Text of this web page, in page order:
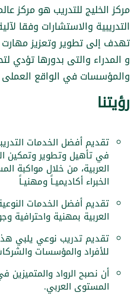
مركز الخليج للتدريب هو مركز
التدريبية والاستشارات وفقا
تهدف إلى تطوير وتعزيز مهارت
و المدراء والتى بدورها تؤدي
والمؤسسات في الواقع
رؤيتنا
تقديم أفضل الخدمات
في تأهيل وتطوير وتمكين
العربية، من خلال مواكبة
الخبراء أكاديميـاً ومهنيـاً
تقديم أفضل الخدمات
العربية بمهنية واحترافية
تقديم تدريب نوعي يلبي هذه
للأفراد والمؤسسات
أن نصبح الرواد والمتميزين
المستوى العربي.